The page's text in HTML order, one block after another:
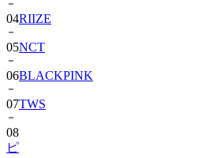
05NCT
06BLACKPINK
07TWS
08
ピ
ョ
ン・